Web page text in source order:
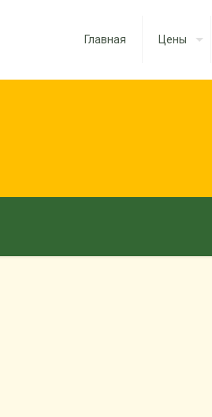
Главная Цены